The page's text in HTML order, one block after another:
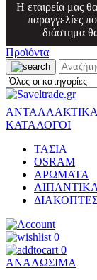
Η εταιρεία μας
παραγγελίες
διάστημα
Προϊόντα
ΚΑΤΑΛΟΓΟΙ
ΤΑΣΙΑ
OSRAM
ΑΡΩΜΑΤΑ
0
0
ΑΝΑΛΩΣΙΜΑ